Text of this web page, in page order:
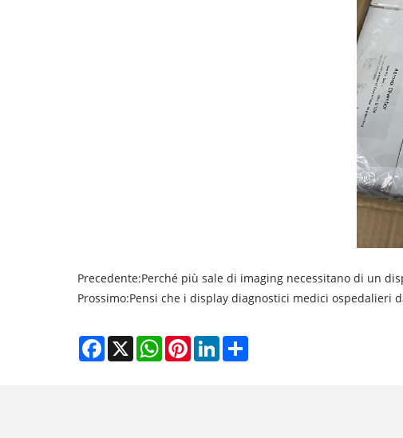
Precedente:Perché più sale di imaging necessitano di un
Prossimo:Pensi che i display diagnostici medici ospedalieri
Facebook
X WhatsAppPinterestLinkedIn